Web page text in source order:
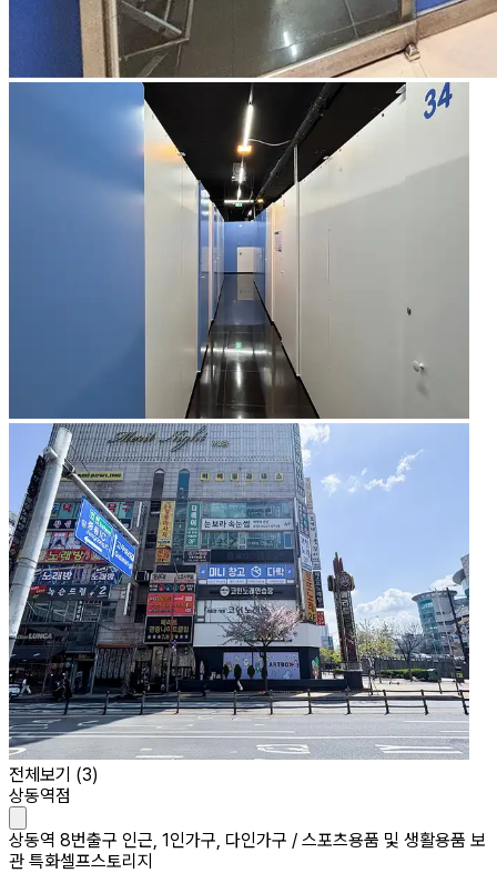
전체보기 (3)
상동역점
상동역 8번출구 인근, 1인가구, 다인가구 / 스포츠용품 및 생활용품 보
관 특화셀프스토리지